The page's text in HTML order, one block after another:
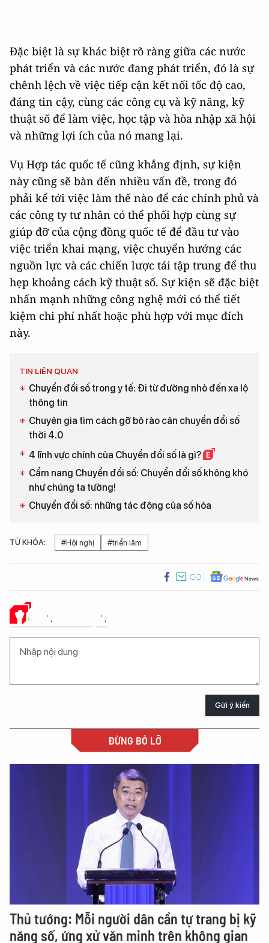
Đặc biệt là sự khác biệt rõ ràng giữa các nước
phát triển và các nước đang phát triển, đó là sự
chênh lệch về việc tiếp cận kết nối tốc độ cao,
đáng tin cậy, cùng các công cụ và kỹ năng, kỹ
thuật số để làm việc, học tập và hòa nhập xã hội
và những lợi ích của nó mang lại.
Vụ Hợp tác quốc tế cũng khẳng định, sự kiện
này cũng sẽ bàn đến nhiều vấn đề, trong đó
phải kể tới việc làm thế nào để các chính phủ và
các công ty tư nhân có thể phối hợp cùng sự
giúp đỡ của cộng đồng quốc tế để đầu tư vào
việc triển khai mạng, việc chuyển hướng các
nguồn lực và các chiến lược tái tập trung để thu
hẹp khoảng cách kỹ thuật số. Sự kiện sẽ đặc biệt
nhấn mạnh những công nghệ mới có thể tiết
kiệm chi phí nhất hoặc phù hợp với mục đích
này.
TIN LIÊN QUAN
Chuyển đổi số trong y tế: Đi từ đường nhỏ đến xa lộ
thông tin
Chuyên gia tìm cách gỡ bỏ rào cản chuyển đổi số
thời 4.0
4 lĩnh vực chính của Chuyển đổi số là gì?
Cẩm nang Chuyển đổi số: Chuyển đổi số không khó
như chúng ta tưởng!
Chuyển đổi số: những tác động của số hóa
TỪ KHÓA: #Hội nghị #triển lãm
Ý KIẾN CỦA BẠN
Gửi ý kiến
ĐỪNG BỎ LỠ
Thủ tướng: Mỗi người dân cần tự trang bị kỹ
năng số, ứng xử văn minh trên không gian